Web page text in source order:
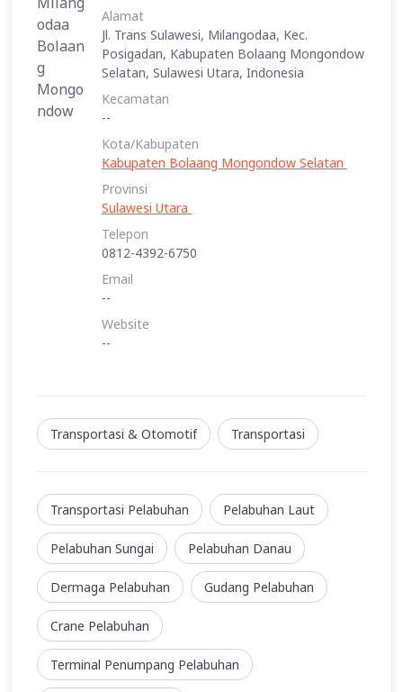
Alamat
Jl. Trans Sulawesi, Milangodaa, Kec.
Posigadan, Kabupaten Bolaang Mongondow
Selatan, Sulawesi Utara, Indonesia
Kecamatan
--
Kota/Kabupaten
Kabupaten Bolaang Mongondow Selatan
Provinsi
Sulawesi Utara
Telepon
0812-4392-6750
Email
--
Website
--
Transportasi & Otomotif Transportasi
Transportasi Pelabuhan Pelabuhan Laut
Pelabuhan Sungai Pelabuhan Danau
Dermaga Pelabuhan Gudang Pelabuhan
Crane Pelabuhan
Terminal Penumpang Pelabuhan